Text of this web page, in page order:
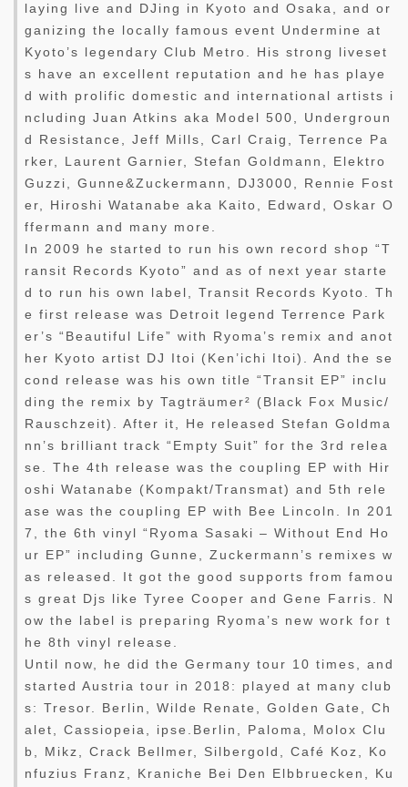
laying live and DJing in Kyoto and Osaka, and or
ganizing the locally famous event Undermine at
Kyoto’s legendary Club Metro. His strong liveset
s have an excellent reputation and he has playe
d with prolific domestic and international artists i
ncluding Juan Atkins aka Model 500, Undergroun
d Resistance, Jeff Mills, Carl Craig, Terrence Pa
rker, Laurent Garnier, Stefan Goldmann, Elektro
Guzzi, Gunne&Zuckermann, DJ3000, Rennie Fost
er, Hiroshi Watanabe aka Kaito, Edward, Oskar O
ffermann and many more.
In 2009 he started to run his own record shop “T
ransit Records Kyoto” and as of next year starte
d to run his own label, Transit Records Kyoto. Th
e first release was Detroit legend Terrence Park
er’s “Beautiful Life” with Ryoma’s remix and anot
her Kyoto artist DJ Itoi (Ken’ichi Itoi). And the se
cond release was his own title “Transit EP” inclu
ding the remix by Tagträumer² (Black Fox Music/
Rauschzeit). After it, He released Stefan Goldma
nn’s brilliant track “Empty Suit” for the 3rd relea
se. The 4th release was the coupling EP with Hir
oshi Watanabe (Kompakt/Transmat) and 5th rele
ase was the coupling EP with Bee Lincoln. In 201
7, the 6th vinyl “Ryoma Sasaki – Without End Ho
ur EP” including Gunne, Zuckermann’s remixes w
as released. It got the good supports from famou
s great Djs like Tyree Cooper and Gene Farris. N
ow the label is preparing Ryoma’s new work for t
he 8th vinyl release.
Until now, he did the Germany tour 10 times, and
started Austria tour in 2018: played at many club
s: Tresor. Berlin, Wilde Renate, Golden Gate, Ch
alet, Cassiopeia, ipse.Berlin, Paloma, Molox Clu
b, Mikz, Crack Bellmer, Silbergold, Café Koz, Ko
nfuzius Franz, Kraniche Bei Den Elbbruecken, Ku